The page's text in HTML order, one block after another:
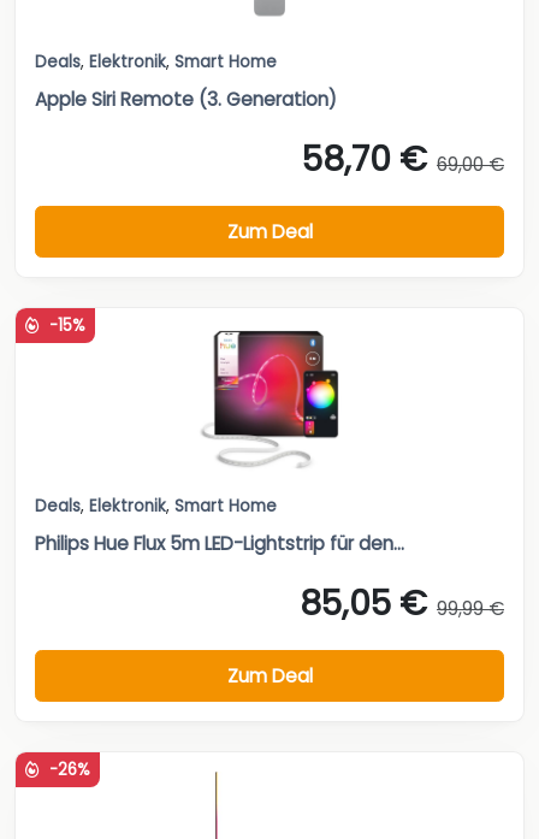
Deals, Elektronik, Smart Home
Apple Siri Remote (3. Generation)
58,70 € 69,00 €
Zum Deal
-15%
Deals, Elektronik, Smart Home
Philips Hue Flux 5m LED-Lightstrip für den...
85,05 € 99,99 €
Zum Deal
-26%